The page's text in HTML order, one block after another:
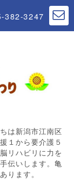
382-3247
は新潟市江南区
１から要介護５
リハビリに力を
伝いします。亀
ります。